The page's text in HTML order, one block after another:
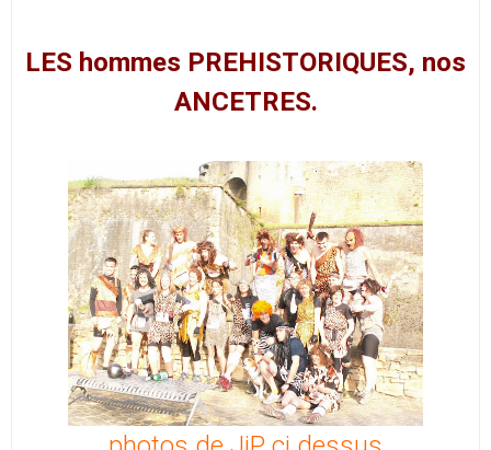
LES hommes PREHISTORIQUES, nos
ANCETRES.